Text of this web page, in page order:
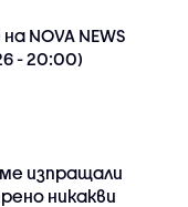
NOVA NEWS
- 20:00)
изпращали
никакви